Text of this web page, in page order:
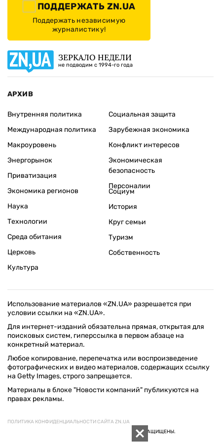
ПОДДЕРЖАТЬ ZN.UA
Поддержать независимую
журналистику!
ЗЕРКАЛО НЕДЕЛИ
не подводим с 1994-го года
АРХИВ
Внутренняя политика
Международная политика
Макроуровень
Энергорынок
Приватизация
Экономика регионов
Социальная защита
Зарубежная экономика
Конфликт интересов
Экономическая
безопасность
Персоналии
Наука
Технологии
Среда обитания
Церковь
Культура
Социум
История
Круг семьи
Туризм
Собственность
Использование материалов «ZN.UA» разрешается при
условии ссылки на «ZN.UA».
Для интернет-изданий обязательна прямая, открытая для
поисковых систем, гиперссылка в первом абзаце на
конкретный материал.
Любое копирование, перепечатка или воспроизведение
фотографических и видео материалов, содержащих ссылку
на Getty Images, строго запрещается.
Материалы в блоке "Новости компаний" публикуются на
правах рекламы.
ПОЛИТИКА КОНФИДЕНЦИАЛЬНОСТИ САЙТА ZN.UA
© 1994–2026 «ЗЕРКАЛО НЕДЕЛИ. УКРАИНА». ВСЕ ПРАВА ЗАЩИЩЕНЫ.